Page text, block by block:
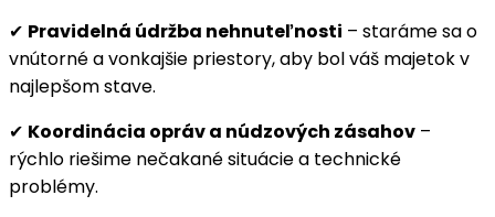
✔ Pravidelná údržba nehnuteľnosti – staráme sa o
vnútorné a vonkajšie priestory, aby bol váš majetok v
najlepšom stave.
✔ Koordinácia opráv a núdzových zásahov –
rýchlo riešime nečakané situácie a technické
problémy.